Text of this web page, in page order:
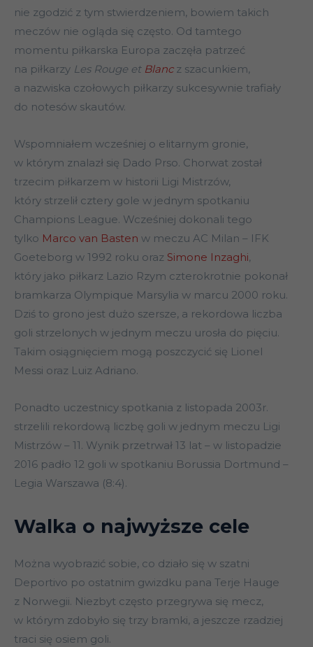
nie zgodzić z tym stwierdzeniem, bowiem takich
meczów nie ogląda się często. Od tamtego
momentu piłkarska Europa zaczęła patrzeć
na piłkarzy Les Rouge et Blancz szacunkiem,
a nazwiska czołowych piłkarzy sukcesywnie trafiały
do notesów skautów.
Wspomniałem wcześniej o elitarnym gronie,
w którym znalazł się Dado Prso. Chorwat został
trzecim piłkarzem w historii Ligi Mistrzów,
który strzelił cztery gole w jednym spotkaniu
Champions League. Wcześniej dokonali tego
tylko Marco van Basten w meczu AC Milan – IFK
Goeteborg w 1992 roku oraz Simone Inzaghi,
który jako piłkarz Lazio Rzym czterokrotnie pokonał
bramkarza Olympique Marsylia w marcu 2000 roku.
Dziś to grono jest dużo szersze, a rekordowa liczba
goli strzelonych w jednym meczu urosła do pięciu.
Takim osiągnięciem mogą poszczycić się Lionel
Messi oraz Luiz Adriano.
Ponadto uczestnicy spotkania z listopada 2003r.
strzelili rekordową liczbę goli w jednym meczu Ligi
Mistrzów – 11. Wynik przetrwał 13 lat – w listopadzie
2016 padło 12 goli w spotkaniu Borussia Dortmund –
Legia Warszawa (8:4).
Walka o najwyższe cele
Można wyobrazić sobie, co działo się w szatni
Deportivo po ostatnim gwizdku pana Terje Hauge
z Norwegii. Niezbyt często przegrywa się mecz,
w którym zdobyło się trzy bramki, a jeszcze rzadziej
traci się osiem goli.